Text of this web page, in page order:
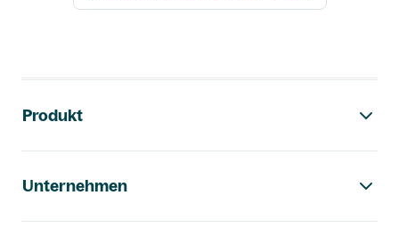
Produkt
Unternehmen